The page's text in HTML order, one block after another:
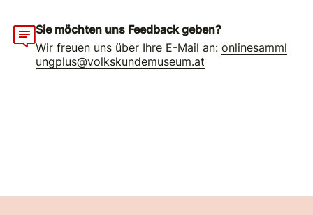
Sie möchten uns Feedback geben?
Wir freuen uns über Ihre E-Mail an:onlinesamml
ungplus@volkskundemuseum.at